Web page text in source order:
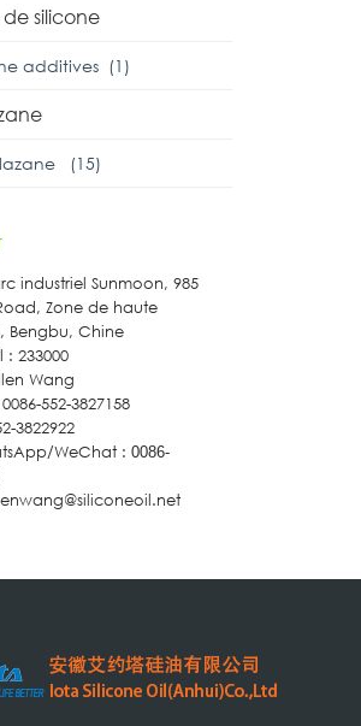
silicone
additives (1)
(15)
industriel Sunmoon, 985
Zone de haute
Bengbu, Chine
233000
Wang
552-3827158
3822922
WeChat : 0086-